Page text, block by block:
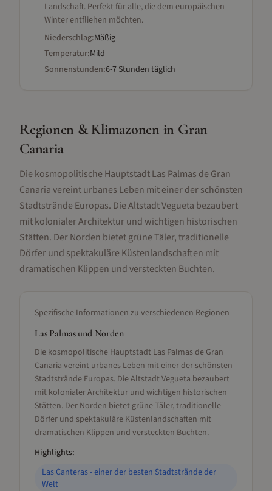
Landschaft. Perfekt für alle, die dem europäischen
Winter entfliehen möchten.
Niederschlag:Mäßig
Temperatur:Mild
Sonnenstunden:6-7 Stunden täglich
Regionen & Klimazonen in Gran
Canaria
Die kosmopolitische Hauptstadt Las Palmas de Gran
Canaria vereint urbanes Leben mit einer der schönsten
Stadtstrände Europas. Die Altstadt Vegueta bezaubert
mit kolonialer Architektur und wichtigen historischen
Stätten. Der Norden bietet grüne Täler, traditionelle
Dörfer und spektakuläre Küstenlandschaften mit
dramatischen Klippen und versteckten Buchten.
Spezifische Informationen zu verschiedenen Regionen
Las Palmas und Norden
Die kosmopolitische Hauptstadt Las Palmas de Gran
Canaria vereint urbanes Leben mit einer der schönsten
Stadtstrände Europas. Die Altstadt Vegueta bezaubert
mit kolonialer Architektur und wichtigen historischen
Stätten. Der Norden bietet grüne Täler, traditionelle
Dörfer und spektakuläre Küstenlandschaften mit
dramatischen Klippen und versteckten Buchten.
Highlights:
Las Canteras - einer der besten Stadtstrände der
Welt